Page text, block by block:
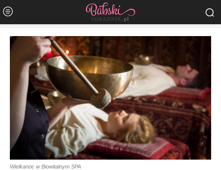
Wielkanoc w Biowitalnym SPA